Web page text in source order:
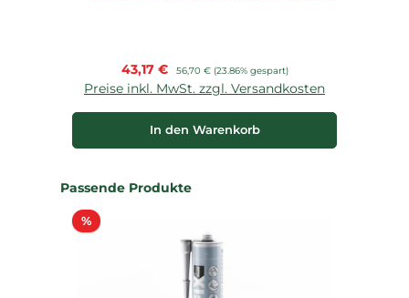
Verkaufspreis:
43,17 € Regulärer Preis:
56,70 € (23.86% gespart)
Preise inkl. MwSt. zzgl. Versandkosten
In den Warenkorb
Produktgalerie überspringen
Passende Produkte
%Rabatt